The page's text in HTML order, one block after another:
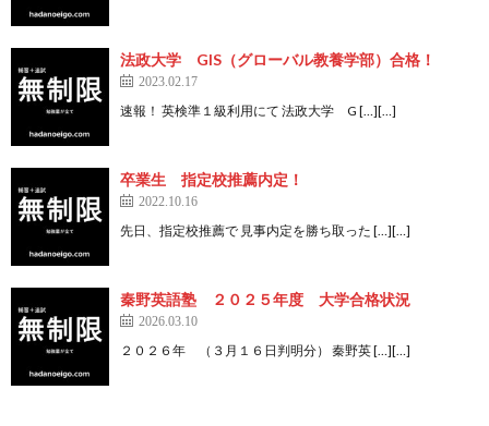
法政大学 GIS（グローバル教養学部）合格！
2023.02.17
速報！ 英検準１級利用にて 法政大学 G […][…]
卒業生 指定校推薦内定！
2022.10.16
先日、指定校推薦で 見事内定を勝ち取った […][…]
秦野英語塾 ２０２５年度 大学合格状況
2026.03.10
２０２６年 （３月１６日判明分） 秦野英 […][…]